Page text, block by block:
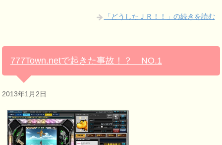
「どうしたＪＲ！！」の続きを読む
777Town.netで起きた事故！？ NO.1
2013年1月2日